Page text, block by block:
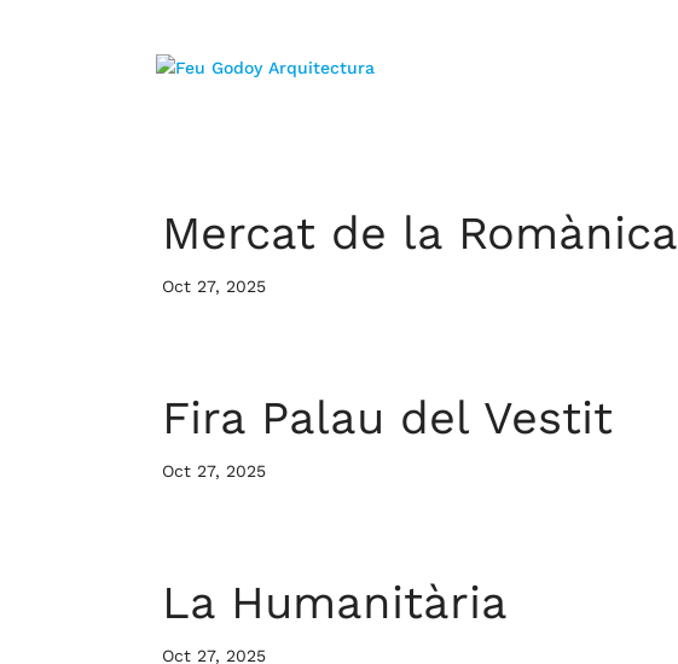
Mercat de la Romànica
Oct 27, 2025
Fira Palau del Vestit
Oct 27, 2025
La Humanitària
Oct 27, 2025